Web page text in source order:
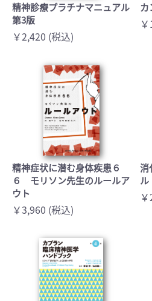
精神診療プラチナマニュアル
第3版
￥2,420 (税込)
精神症状に潜む身体疾患６
６ モリソン先生のルールア
ウト
￥3,960 (税込)
消
ル